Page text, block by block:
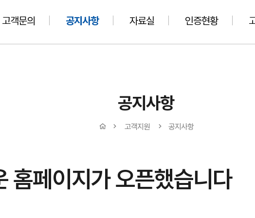
고객문의 공지사항 자료실 인증현황
공지사항
고객지원 공지사항
홈페이지가 오픈했습니다